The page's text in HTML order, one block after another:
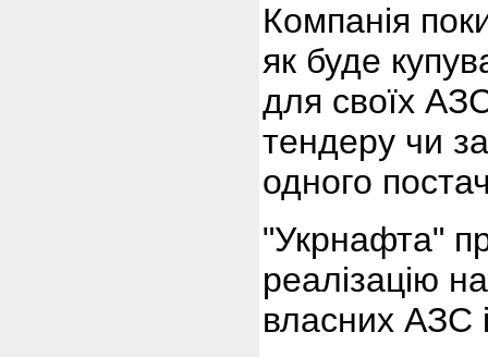
Компанія
як буде
для своїх
тендеру чи
одного
"Укрнафта"
реалізацію
власних АЗС